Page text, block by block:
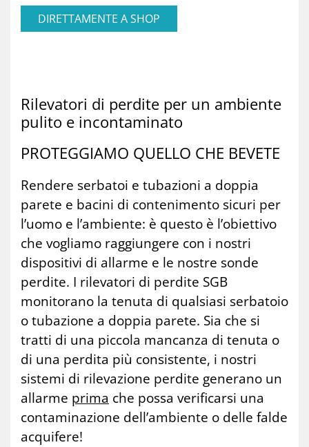
DIRETTAMENTE A SHOP
Ri­le­va­to­ri di per­di­te per un am­bien­te
pu­li­to e in­con­ta­mi­na­to
PRO­TEGGIA­MO QUELLO CHE BE­VE­TE
Rendere serbatoi e tubazioni a doppia
parete e bacini di contenimento sicuri per
l’uomo e l’ambiente: è questo è l’obiettivo
che vogliamo raggiungere con i nostri
dispositivi di allarme e le nostre sonde
perdite. I rilevatori di perdite SGB
monitorano la tenuta di qualsiasi serbatoio
o tubazione a doppia parete. Sia che si
tratti di una piccola mancanza di tenuta o
di una perdita più consistente, i nostri
sistemi di rilevazione perdite generano un
allarme prima che possa verificarsi una
contaminazione dell’ambiente o delle falde
acquifere!